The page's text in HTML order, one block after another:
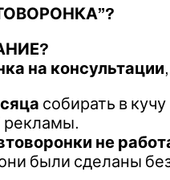
на консультации
собирать в
рекламы.
не
были сделаны